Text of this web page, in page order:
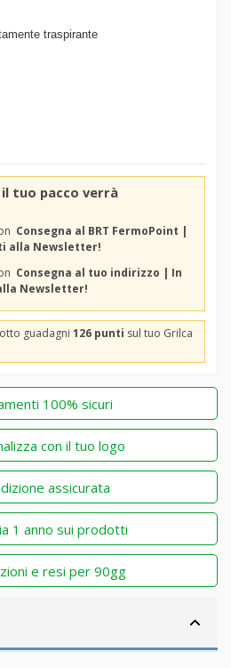
traspirante
tuo pacco verrà
Consegna al BRT FermoPoint |
alla Newsletter!
Consegna al tuo indirizzo | In
Newsletter!
guadagni 126 punti sul tuo Grilca
100% sicuri
con il tuo logo
assicurata
1 anno sui prodotti
e resi per 90gg